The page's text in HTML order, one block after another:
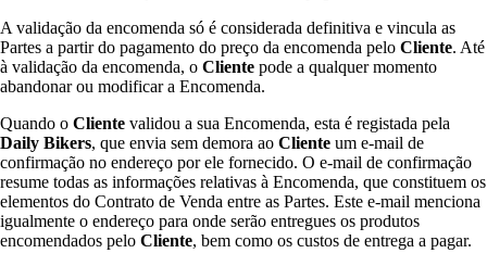
A validação da encomenda só é considerada definitiva e vincula as
Partes a partir do pagamento do preço da encomenda pelo Cliente. Até
à validação da encomenda, o Cliente pode a qualquer momento
abandonar ou modificar a Encomenda.
Quando o Cliente validou a sua Encomenda, esta é registada pela
Daily Bikers, que envia sem demora ao Cliente um e-mail de
confirmação no endereço por ele fornecido. O e-mail de confirmação
resume todas as informações relativas à Encomenda, que constituem os
elementos do Contrato de Venda entre as Partes. Este e-mail menciona
igualmente o endereço para onde serão entregues os produtos
encomendados pelo Cliente, bem como os custos de entrega a pagar.